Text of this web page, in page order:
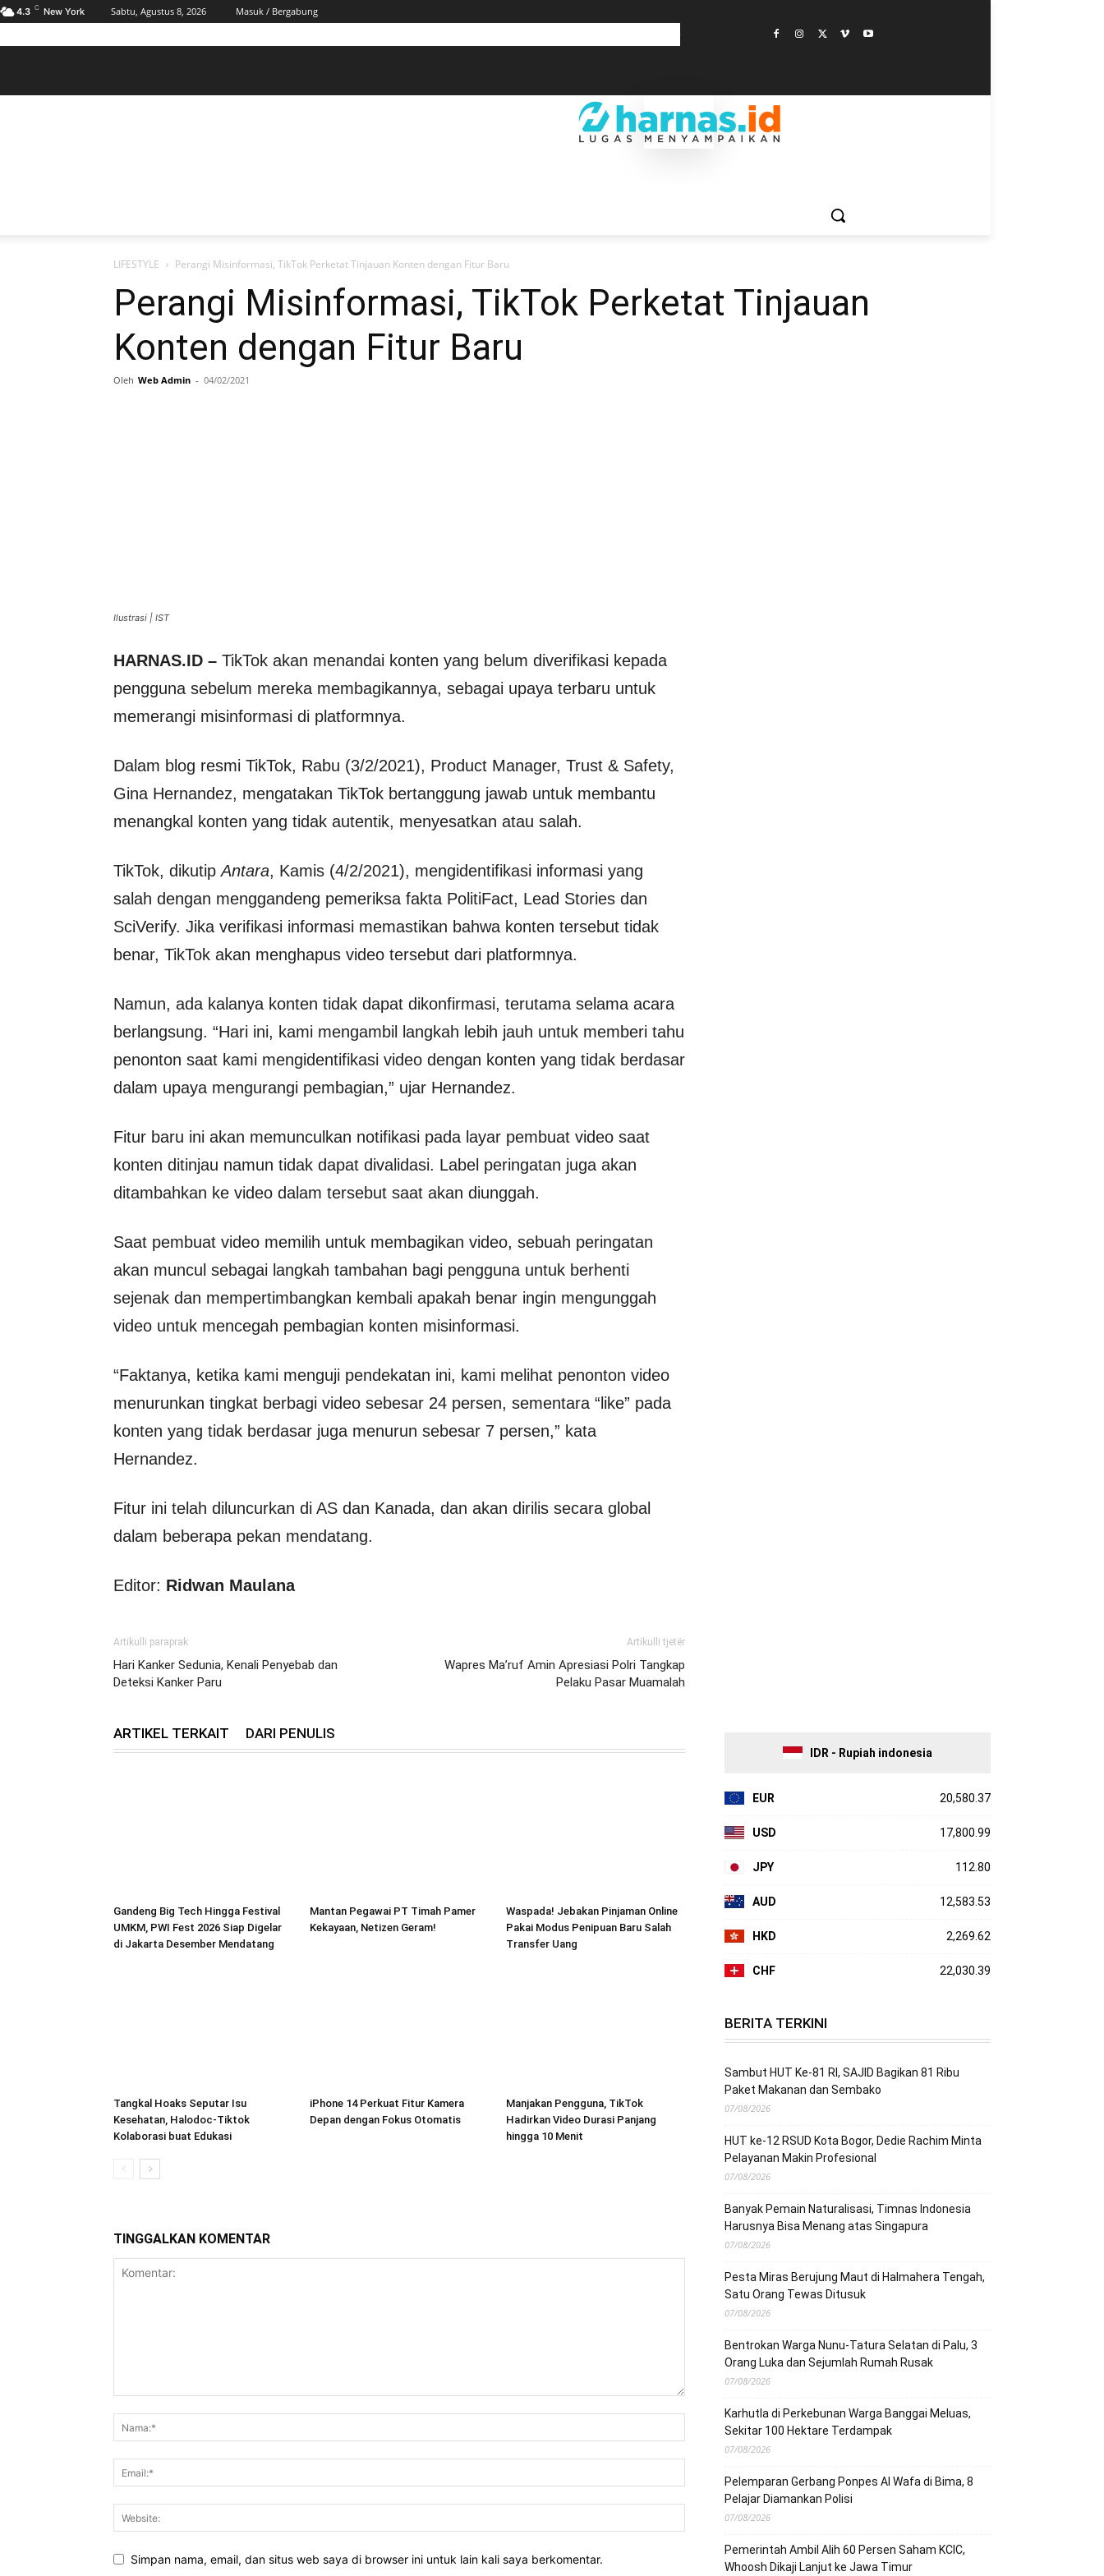
4.3 C New York Sabtu, Agustus 8, 2026
Masuk / Bergabung
LIFESTYLE Perangi Misinformasi, TikTok Perketat Tinjauan Konten dengan Fitur Baru
Perangi Misinformasi, TikTok Perketat Tinjauan
Konten dengan Fitur Baru
Oleh Web Admin - 04/02/2021
Ilustrasi | IST
HARNAS.ID – TikTok akan menandai konten yang belum diverifikasi kepada
pengguna sebelum mereka membagikannya, sebagai upaya terbaru untuk
memerangi misinformasi di platformnya.
Dalam blog resmi TikTok, Rabu (3/2/2021), Product Manager, Trust & Safety,
Gina Hernandez, mengatakan TikTok bertanggung jawab untuk membantu
menangkal konten yang tidak autentik, menyesatkan atau salah.
TikTok, dikutipAntara, Kamis (4/2/2021), mengidentifikasi informasi yang
salah dengan menggandeng pemeriksa fakta PolitiFact, Lead Stories dan
SciVerify. Jika verifikasi informasi memastikan bahwa konten tersebut tidak
benar, TikTok akan menghapus video tersebut dari platformnya.
Namun, ada kalanya konten tidak dapat dikonfirmasi, terutama selama acara
berlangsung. “Hari ini, kami mengambil langkah lebih jauh untuk memberi tahu
penonton saat kami mengidentifikasi video dengan konten yang tidak berdasar
dalam upaya mengurangi pembagian,” ujar Hernandez.
Fitur baru ini akan memunculkan notifikasi pada layar pembuat video saat
konten ditinjau namun tidak dapat divalidasi. Label peringatan juga akan
ditambahkan ke video dalam tersebut saat akan diunggah.
Saat pembuat video memilih untuk membagikan video, sebuah peringatan
akan muncul sebagai langkah tambahan bagi pengguna untuk berhenti
sejenak dan mempertimbangkan kembali apakah benar ingin mengunggah
video untuk mencegah pembagian konten misinformasi.
“Faktanya, ketika kami menguji pendekatan ini, kami melihat penonton video
menurunkan tingkat berbagi video sebesar 24 persen, sementara “like” pada
konten yang tidak berdasar juga menurun sebesar 7 persen,” kata
Hernandez.
Fitur ini telah diluncurkan di AS dan Kanada, dan akan dirilis secara global
dalam beberapa pekan mendatang.
Editor: Ridwan Maulana
Artikulli paraprak
Hari Kanker Sedunia, Kenali Penyebab dan
Deteksi Kanker Paru
Artikulli tjetër
Wapres Ma’ruf Amin Apresiasi Polri Tangkap
Pelaku Pasar Muamalah
ARTIKEL TERKAIT DARI PENULIS
Gandeng Big Tech Hingga Festival
UMKM, PWI Fest 2026 Siap Digelar
di Jakarta Desember Mendatang
Mantan Pegawai PT Timah Pamer
Kekayaan, Netizen Geram!
Waspada! Jebakan Pinjaman Online
Pakai Modus Penipuan Baru Salah
Transfer Uang
Tangkal Hoaks Seputar Isu
Kesehatan, Halodoc-Tiktok
Kolaborasi buat Edukasi
iPhone 14 Perkuat Fitur Kamera
Depan dengan Fokus Otomatis
Manjakan Pengguna, TikTok
Hadirkan Video Durasi Panjang
hingga 10 Menit
TINGGALKAN KOMENTAR
Simpan nama, email, dan situs web saya di browser ini untuk lain kali saya berkomentar.
IDR - Rupiah indonesia
EUR 20,580.37
USD 17,800.99
JPY 112.80
AUD 12,583.53
HKD 2,269.62
CHF 22,030.39
BERITA TERKINI
Sambut HUT Ke-81 RI, SAJID Bagikan 81 Ribu
Paket Makanan dan Sembako
07/08/2026
HUT ke-12 RSUD Kota Bogor, Dedie Rachim Minta
Pelayanan Makin Profesional
07/08/2026
Banyak Pemain Naturalisasi, Timnas Indonesia
Harusnya Bisa Menang atas Singapura
07/08/2026
Pesta Miras Berujung Maut di Halmahera Tengah,
Satu Orang Tewas Ditusuk
07/08/2026
Bentrokan Warga Nunu-Tatura Selatan di Palu, 3
Orang Luka dan Sejumlah Rumah Rusak
07/08/2026
Karhutla di Perkebunan Warga Banggai Meluas,
Sekitar 100 Hektare Terdampak
07/08/2026
Pelemparan Gerbang Ponpes Al Wafa di Bima, 8
Pelajar Diamankan Polisi
07/08/2026
Pemerintah Ambil Alih 60 Persen Saham KCIC,
Whoosh Dikaji Lanjut ke Jawa Timur